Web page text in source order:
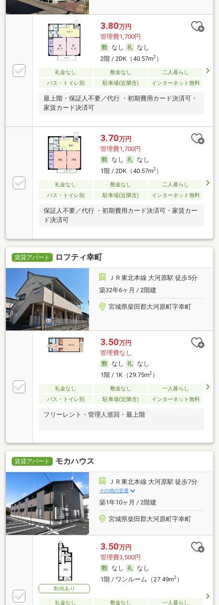
3.80万円
管理費1,700円
なし
なし
2階 / 2DK（40.57m2）
礼金なし 敷金なし
二人暮らし
バス・トイレ別
駐車場(近隣含) インターネット無料
最上階・保証人不要／代行 ・初期費用カード決済可・
家賃カード決済可
3.70万円
管理費1,700円
なし
なし
1階 / 2DK（40.57m2）
礼金なし 敷金なし
二人暮らし
バス・トイレ別
駐車場(近隣含) インターネット無料
保証人不要／代行 ・初期費用カード決済可・家賃カー
ド決済可
賃貸アパート ロフティ幸町
ＪＲ東北本線 大河原駅 徒歩5分
築32年6ヶ月 / 2階建
宮城県柴田郡大河原町字幸町
3.50万円
管理費なし
なし
なし
1階 / 1K（29.75m2）
礼金なし 敷金なし
一人暮らし
バス・トイレ別
駐車場(近隣含) インターネット無料
フリーレント・管理人巡回・最上階
賃貸アパート モカハウス
ＪＲ東北本線 大河原駅 徒歩7分
その他の交通
築1年10ヶ月 / 2階建
宮城県柴田郡大河原町字幸町
動画あり
3.50万円
管理費3,500円
なし
なし
1階 / ワンルーム（27.49m2）
礼金なし 敷金なし 一人暮らし